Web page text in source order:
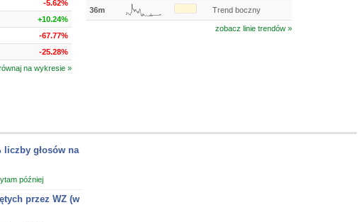
36m Trend boczny
zobacz linie trendów »
-5.62%
+10.24%
-67.77%
-25.28%
na wykresie »
liczby głosów na
później
przez WZ (w